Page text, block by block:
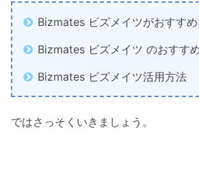
Bizmates ビズメイツがおすすめ
Bizmates ビズメイツ のおすす
Bizmates ビズメイツ活用方法
ではさっそくいきましょう。